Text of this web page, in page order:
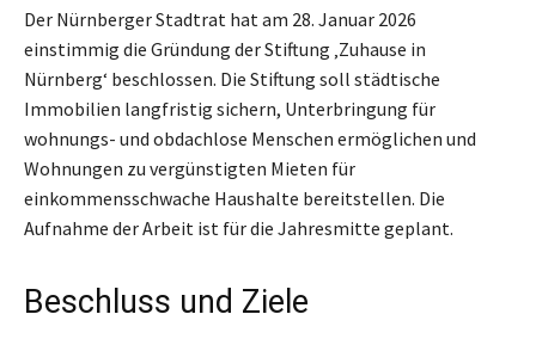
Der Nürnberger Stadtrat hat am 28. Januar 2026
einstimmig die Gründung der Stiftung ‚Zuhause in
Nürnberg‘ beschlossen. Die Stiftung soll städtische
Immobilien langfristig sichern, Unterbringung für
wohnungs- und obdachlose Menschen ermöglichen und
Wohnungen zu vergünstigten Mieten für
einkommensschwache Haushalte bereitstellen. Die
Aufnahme der Arbeit ist für die Jahresmitte geplant.
Beschluss und Ziele